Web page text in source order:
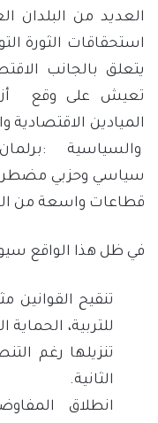
العديد من البلدان
استحقاقات الثورة
يتعلق بالجانب
تعيش على وقع
الميادين الاقتصادية
والسياسية
سياسي وحزبي
قطاعات واسعة من
في ظل هذا الواقع
تنقيح القوانين
للتربية،
تنزيلها رغم
الثانية.
انطلاق